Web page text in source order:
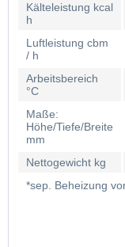
Kälteleistung kcal
h
Luftleistung cbm
/ h
Arbeitsbereich
°C
Maße:
Höhe/Tiefe/Breite
mm
Nettogewicht kg
*sep. Beheizung